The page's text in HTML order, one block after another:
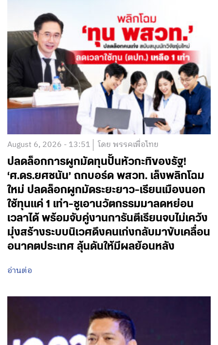
August 6, 2026 - 13:51 โดย พรรคเพื่อไทย
ปลดล็อกการผูกมัดทุนปั้นหัวกะทิของรัฐ!
‘ศ.ดร.ยศชนัน’ ถกบอร์ด พสวท. เล็งพลิกโฉม
ใหม่ ปลดล็อกผูกมัดระยะยาว-เรียนเมืองนอก
ใช้ทุนแค่ 1 เท่า-ชูเอานวัตกรรมมาลดหย่อน
เวลาได้ พร้อมจับคู่งานการันตีเรียนจบไม่เคว้ง
มุ่งสร้างระบบนิเวศดึงคนเก่งกลับมาขับเคลื่อน
อนาคตประเทศ ลุ้นดันให้มีผลย้อนหลัง
อ่านต่อ